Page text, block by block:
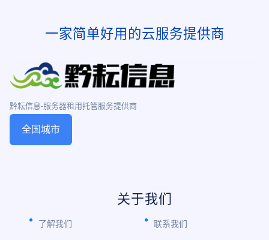
一家简单好用的云服务提供商
黔耘信息-服务器租用托管服务提供商
全国城市
关于我们
了解我们 联系我们